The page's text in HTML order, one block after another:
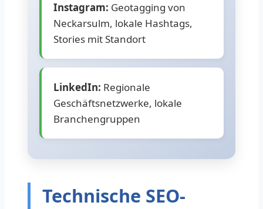
Instagram: Geotagging von
Neckarsulm, lokale Hashtags,
Stories mit Standort
LinkedIn: Regionale
Geschäftsnetzwerke, lokale
Branchengruppen
Technische SEO-